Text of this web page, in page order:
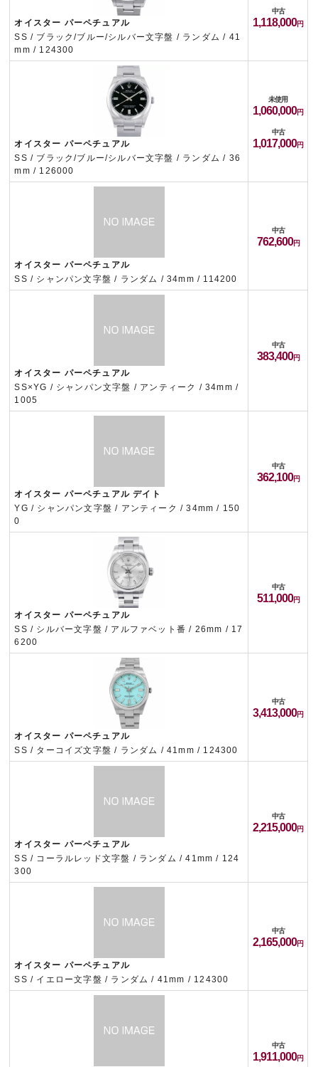
オイスター パーペチュアル
SS / ブラック/ブルー/シルバー文字盤 / ランダム / 41
mm / 124300
中古
1,118,000
オイスター パーペチュアル
SS / ブラック/ブルー/シルバー文字盤 / ランダム / 36
mm / 126000
未使用
1,060,000
中古
1,017,000
オイスター パーペチュアル
SS / シャンパン文字盤 / ランダム / 34mm / 114200
中古
762,600
オイスター パーペチュアル
SS×YG / シャンパン文字盤 / アンティーク / 34mm /
1005
中古
383,400
オイスター パーペチュアル デイト
YG / シャンパン文字盤 / アンティーク / 34mm / 150
0
中古
362,100
オイスター パーペチュアル
SS / シルバー文字盤 / アルファベット番 / 26mm / 17
6200
中古
511,000
オイスター パーペチュアル
SS / ターコイズ文字盤 / ランダム / 41mm / 124300
中古
3,413,000
オイスター パーペチュアル
SS / コーラルレッド文字盤 / ランダム / 41mm / 124
300
中古
2,215,000
オイスター パーペチュアル
SS / イエロー文字盤 / ランダム / 41mm / 124300
中古
2,165,000
中古
1,911,000